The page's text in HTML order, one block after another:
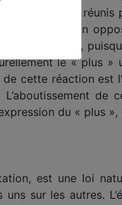
qui se sont
formés en
l’a for­mé,
le « plus »
cette réaction est
de
du « plus
est une loi
sur les autres.